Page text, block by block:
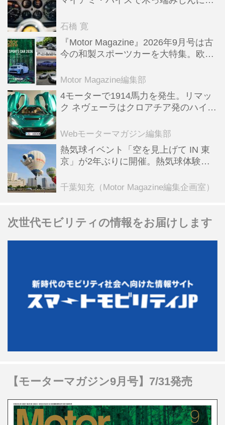
石橋 寛
『Motor Magazine』2026年9月号は古
今の和製スポーツカーを大特集。欧州
Motor Magazine編集部
4モーターで1914馬力を発生。リマッ
ク ネヴェーラはクロアチア発のハイパ
全版／115】
Webモーターマガジン編集部
熱気球イベント「空を見上げて IN 東
京」が2年ぶりに開催。熱気球体験搭
ンテンツも
千葉知充（Motor Magazine編集企画室）
次世代モビリティの情報をお届けします
【モーターマガジン9月号】7/31発売